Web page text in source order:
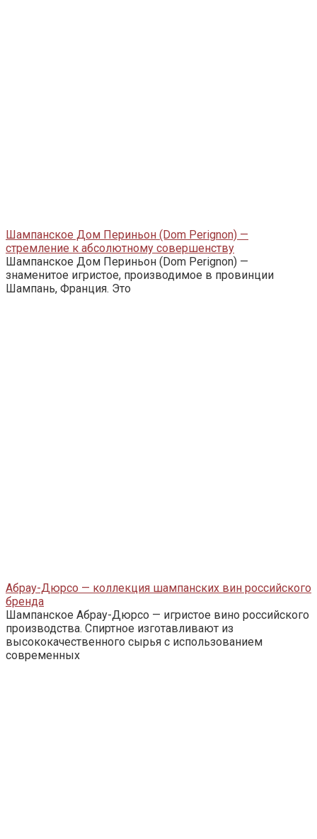
Шампанское Дом Периньон (Dom Perignon) —
стремление к абсолютному совершенству
Шампанское Дом Периньон (Dom Perignon) —
знаменитое игристое, производимое в провинции
Шампань, Франция. Это
Абрау-Дюрсо — коллекция шампанских вин российского
бренда
Шампанское Абрау-Дюрсо — игристое вино российского
производства. Спиртное изготавливают из
высококачественного сырья с использованием
современных